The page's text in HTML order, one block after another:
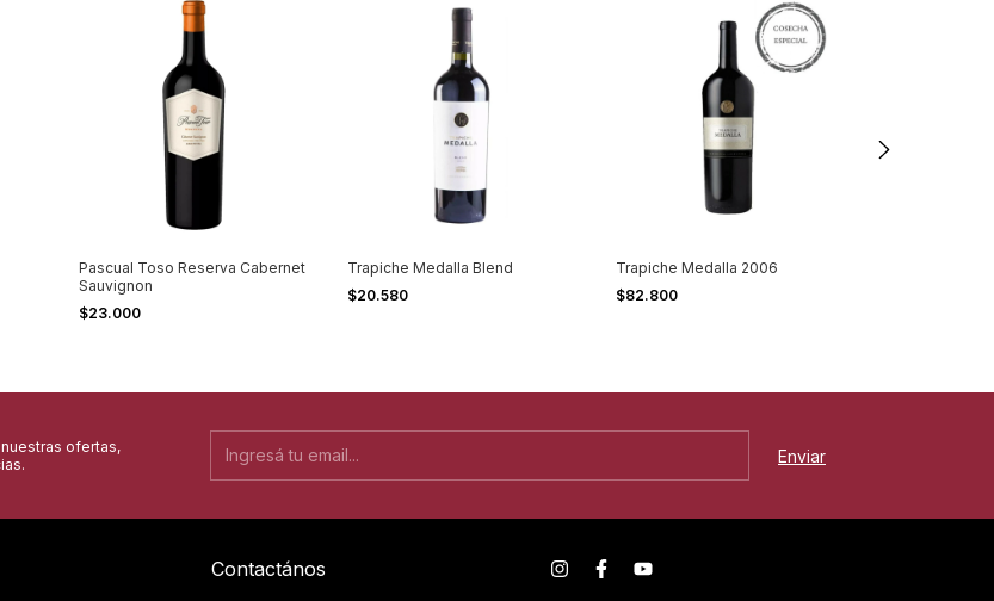
Pascual Toso Reserva Cabernet
Sauvignon
$23.000
Trapiche Medalla Blend
$20.580
Trapiche Medalla 2006
$82.800
ofertas,
Contactános